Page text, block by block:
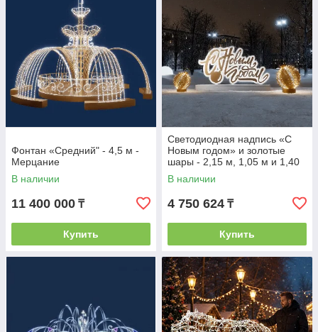
Фонтан «Средний" - 4,5 м -
Мерцание
В наличии
11 400 000 ₸
Купить
Светодиодная надпись «С
Новым годом» и золотые
шары - 2,15 м, 1,05 м и 1,40
м - Золотой
В наличии
4 750 624 ₸
Купить